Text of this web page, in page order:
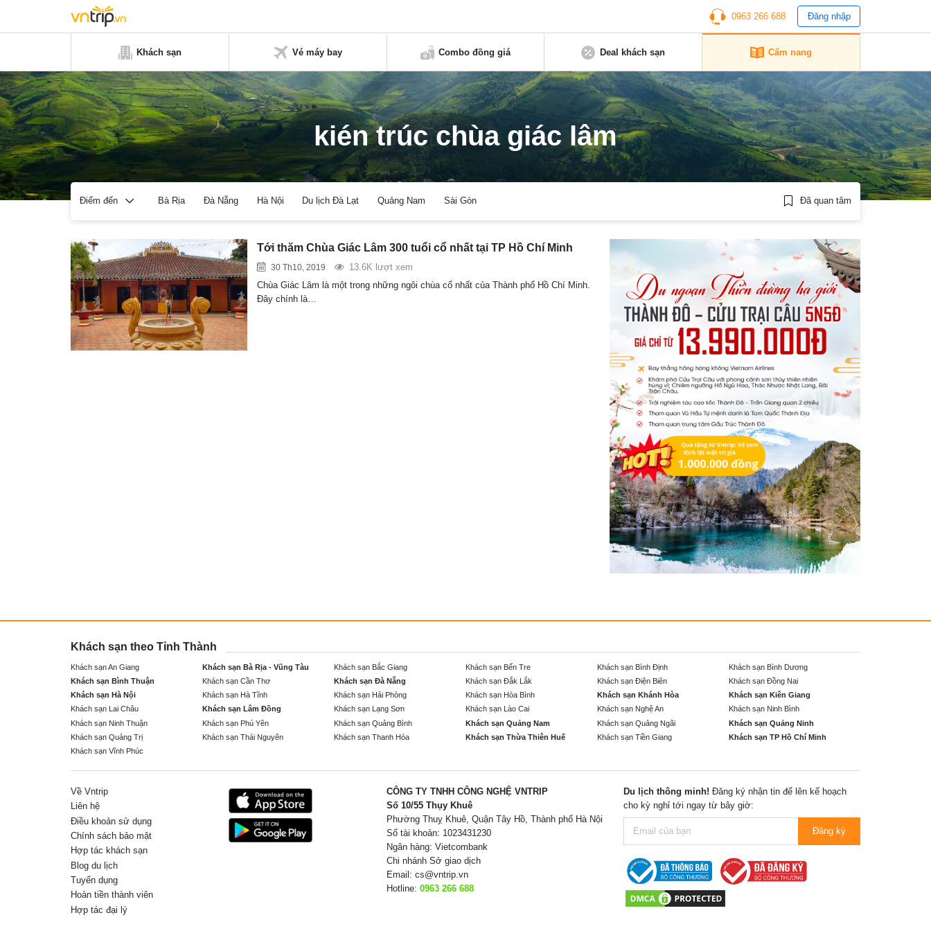
0963 266 688 Đăng nhập
Khách sạn Vé máy bay Combo đồng giá Deal khách sạn Cẩm nang
kién trúc chùa giác lâm
Điểm đến Bà Rịa Đà Nẵng Hà Nội Du lịch Đà Lạt Quảng Nam Sài Gòn Đã quan tâm
Tới thăm Chùa Giác Lâm 300 tuổi cổ nhất tại TP Hồ Chí Minh
30 Th10, 2019
13.6K lượt xem
Chùa Giác Lâm là một trong những ngôi chùa cổ nhất của Thành phố Hồ Chí Minh.
Đây chính là…
Khách sạn theo Tỉnh Thành
Khách sạn An Giang Khách sạn Bà Rịa - Vũng Tàu Khách sạn Bắc Giang Khách sạn Bến Tre Khách sạn Bình Định
Khách sạn Bình Dương
Khách sạn Bình Thuận
Khách sạn Cần Thơ Khách sạn Đà Nẵng Khách sạn Đắk Lắk Khách sạn Điện Biên
Khách sạn Đồng Nai
Khách sạn Hà Nội
Khách sạn Hà Tĩnh Khách sạn Hải Phòng Khách sạn Hòa Bình Khách sạn Khánh Hòa
Khách sạn Kiên Giang
Khách sạn Lai Châu
Khách sạn Lâm Đồng Khách sạn Lạng Sơn Khách sạn Lào Cai Khách sạn Nghệ An
Khách sạn Ninh Bình
Khách sạn Ninh Thuận
Khách sạn Phú Yên Khách sạn Quảng Bình Khách sạn Quảng Nam Khách sạn Quảng Ngãi
Khách sạn Quảng Ninh
Khách sạn Quảng Trị
Khách sạn Thái Nguyên Khách sạn Thanh Hóa Khách sạn Thừa Thiên Huế Khách sạn Tiền Giang
Khách sạn TP Hồ Chí Minh
Khách sạn Vĩnh Phúc
Về Vntrip
Liên hệ
Điều khoản sử dụng
Chính sách bảo mật
Hợp tác khách sạn
Blog du lịch
Tuyển dụng
Hoàn tiền thành viên
Hợp tác đại lý
CÔNG TY TNHH CÔNG NGHỆ VNTRIP
Số 10/55 Thụy Khuê
Phường Thuỵ Khuê, Quận Tây Hồ, Thành phố Hà Nội
Số tài khoản: 1023431230
Ngân hàng: Vietcombank
Chi nhánh Sở giao dịch
Email: cs@vntrip.vn
Hotline: 0963 266 688
Du lịch thông minh! Đăng ký nhận tin để lên kế hoạch
cho kỳ nghỉ tới ngay từ bây giờ:
Đăng ký